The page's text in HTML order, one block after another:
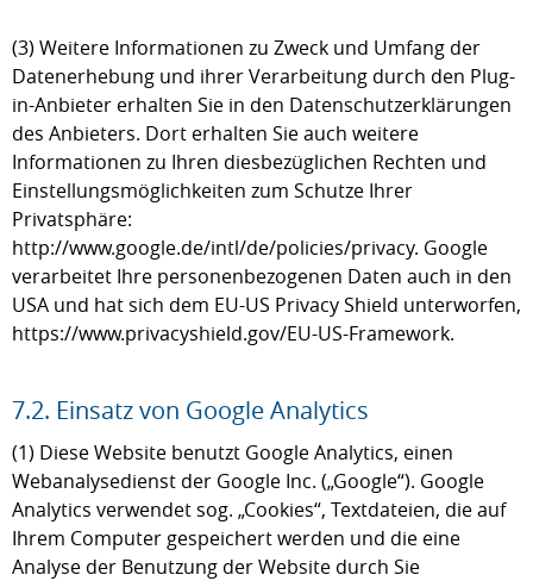
(3) Weitere Informationen zu Zweck und Umfang der
Datenerhebung und ihrer Verarbeitung durch den Plug-
in-Anbieter erhalten Sie in den Datenschutzerklärungen
des Anbieters. Dort erhalten Sie auch weitere
Informationen zu Ihren diesbezüglichen Rechten und
Einstellungsmöglichkeiten zum Schutze Ihrer
Privatsphäre:
http://www.google.de/intl/de/policies/privacy. Google
verarbeitet Ihre personenbezogenen Daten auch in den
USA und hat sich dem EU-US Privacy Shield unterworfen,
https://www.privacyshield.gov/EU-US-Framework.
7.2. Einsatz von Google Analytics
(1) Diese Website benutzt Google Analytics, einen
Webanalysedienst der Google Inc. („Google“). Google
Analytics verwendet sog. „Cookies“, Textdateien, die auf
Ihrem Computer gespeichert werden und die eine
Analyse der Benutzung der Website durch Sie